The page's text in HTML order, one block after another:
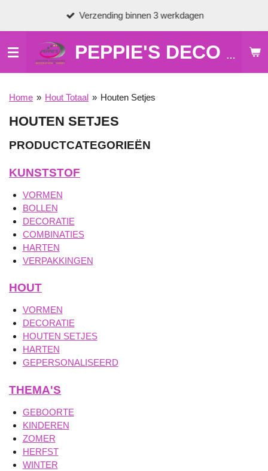
de
hoofdinhoud
PEPPIE'S DECO & HOBBY
Verzending binnen 3 werkdagen
Home » Hout Totaal » Houten Setjes
HOUTEN SETJES
PRODUCTCATEGORIEËN
KUNSTSTOF
VORMEN
BOLLEN
DECORATIE
COMBINATIES
HARTEN
VERPAKKINGEN
HOUT
VORMEN
DECORATIE
HOUTEN SETJES
HARTEN
GEPERSONALISEERD
THEMA'S
GEBOORTE
KINDEREN
ZOMER
HERFST
WINTER